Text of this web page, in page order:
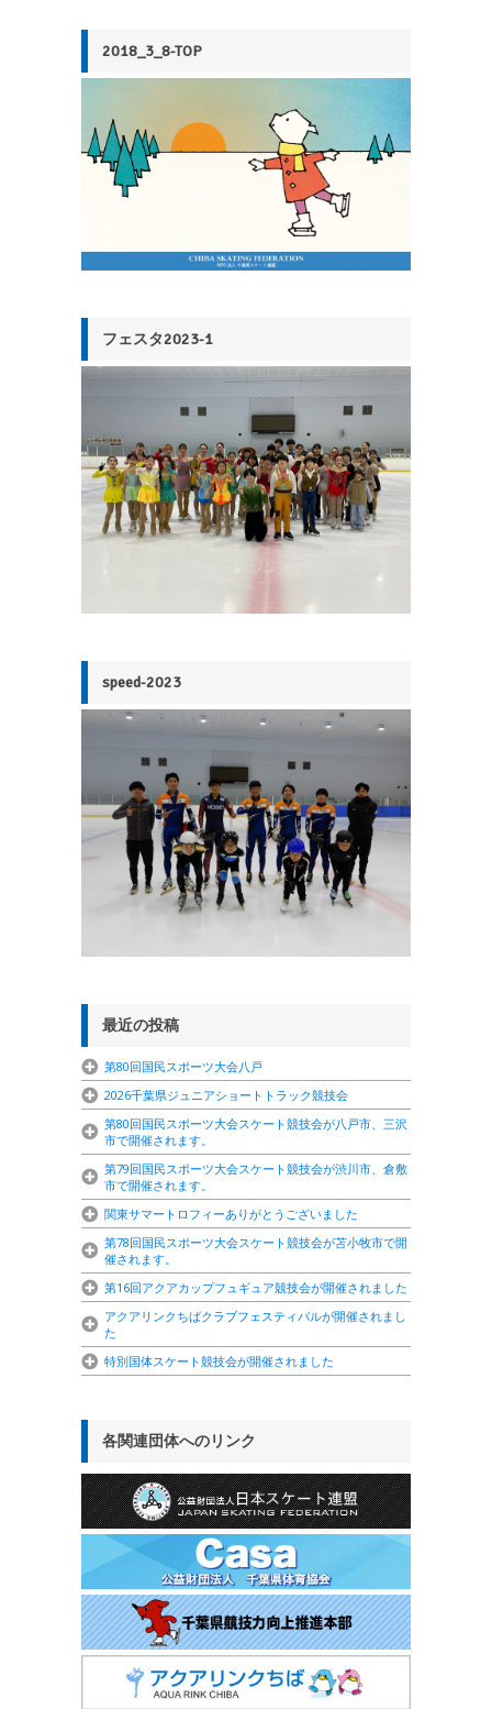
2018_3_8-TOP
フェスタ2023-1
speed-2023
最近の投稿
第80回国民スポーツ大会八戸
2026千葉県ジュニアショートトラック競技会
第80回国民スポーツ大会スケート競技会が八戸市、三沢
市で開催されます。
第79回国民スポーツ大会スケート競技会が渋川市、倉敷
市で開催されます。
関東サマートロフィーありがとうございました
第78回国民スポーツ大会スケート競技会が苫小牧市で開
催されます。
第16回アクアカップフュギュア競技会が開催されました
アクアリンクちばクラブフェスティバルが開催されまし
た
特別国体スケート競技会が開催されました
各関連団体へのリンク